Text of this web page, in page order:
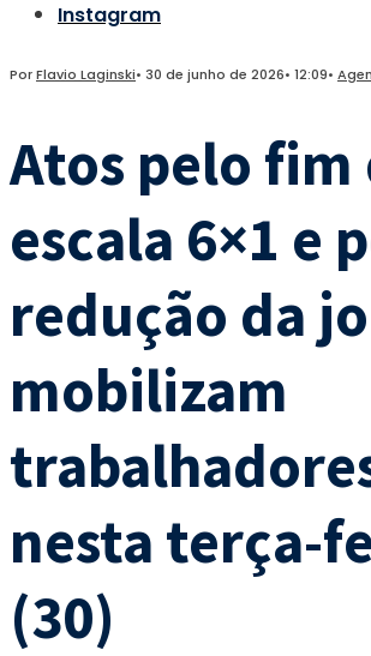
Instagram
PorFlavio Laginski• 30 de junho de 2026• 12:09•
Atos pelo fim
escala 6×1 e
redução da
mobilizam
nesta terça-
(30)